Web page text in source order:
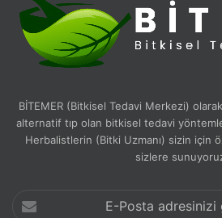
BİTEMER (Bitkisel Tedavi Merkezi)
alternatif tıp olan bitkisel tedavi
Herbalistlerin (Bitki Uzmanı) sizin için
sizlere
Posta